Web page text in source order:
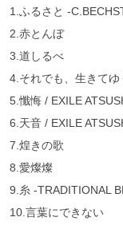
1.ふるさと -
2.赤とんぼ
3.道しるべ
4.それでも、生きて
5.懺悔 / EXILE
6.天音 / EXILE
7.煌きの歌
8.愛燦燦
9.糸 -TRADITIONAL
10.言葉にできない